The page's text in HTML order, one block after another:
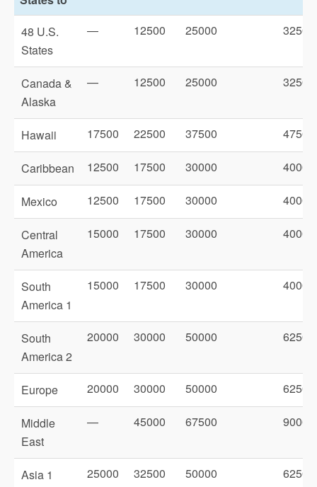
48 U.S.
States
— 12500 25000 32500
Canada &
Alaska
— 12500 25000 32500
Hawaii 17500 22500 37500 47500
Caribbean 12500 17500 30000 40000
Mexico 12500 17500 30000 40000
Central
America
15000 17500 30000 40000
South
America 1
15000 17500 30000 40000
South
America 2
20000 30000 50000 62500
Europe 20000 30000 50000 62500
Middle
East
— 45000 67500 90000
Asia 1 25000 32500 50000 62500